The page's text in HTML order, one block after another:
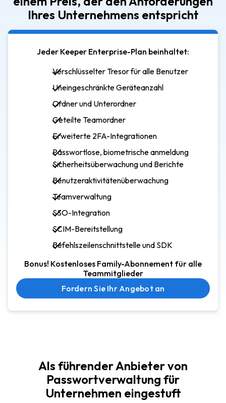
Ihres Unternehmens entspricht
Fordern Sie Ihr Angebot an
Jeder Keeper Enterprise-Plan beinhaltet:
Verschlüsselter Tresor für alle Benutzer
Uneingeschränkte Geräteanzahl
Ordner und Unterordner
Geteilte Teamordner
Erweiterte 2FA-Integrationen
Passwortlose, biometrische anmeldung
Sicherheitsüberwachung und Berichte
Benutzeraktivitätenüberwachung
Teamverwaltung
SSO-Integration
SCIM-Bereitstellung
Befehlszeilenschnittstelle und SDK
Bonus! Kostenloses Family-Abonnement für alle
Teammitglieder
Als führender Anbieter von
Passwortverwaltung für
Unternehmen eingestuft